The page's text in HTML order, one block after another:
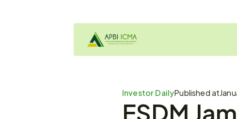
Investor DailyPublished at
ESDM